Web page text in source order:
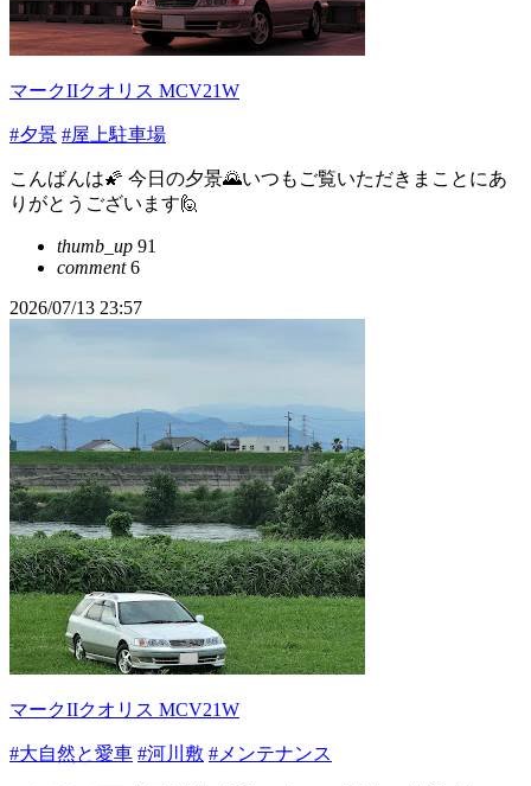
マークIIクオリス MCV21W
#夕景 #屋上駐車場
こんばんは🌠 今日の夕景🌄いつもご覧いただきまことにあ
りがとうございます🙋
thumb_up 91
comment6
2026/07/13 23:57
マークIIクオリス MCV21W
#大自然と愛車 #河川敷 #メンテナンス